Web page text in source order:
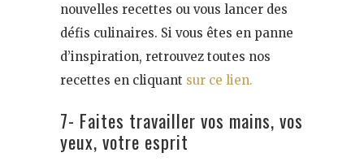
nouvelles recettes ou vous lancer des
défis culinaires. Si vous êtes en panne
d’inspiration, retrouvez toutes nos
recettes en cliquant sur ce lien.
7- Faites travailler vos mains, vos
yeux, votre esprit